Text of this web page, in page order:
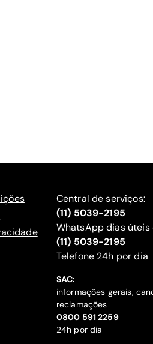
Central de serviços:
(11) 5039-2195
WhatsApp dias úteis
(11) 5039-2195
‍Telefone 24h por dia
SAC:
informações gerais,
reclamações
‍0800 591 2259
24h por dia